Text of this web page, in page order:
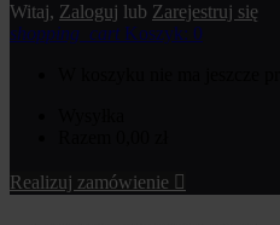
Witaj, Zaloguj lub Zarejestruj się
shopping_cart Koszyk: 0
Realizuj zamówienie 